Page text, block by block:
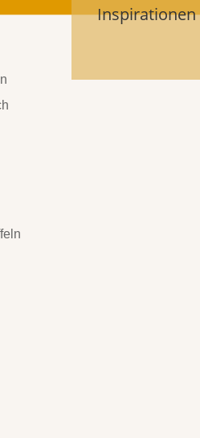
Inspirationen